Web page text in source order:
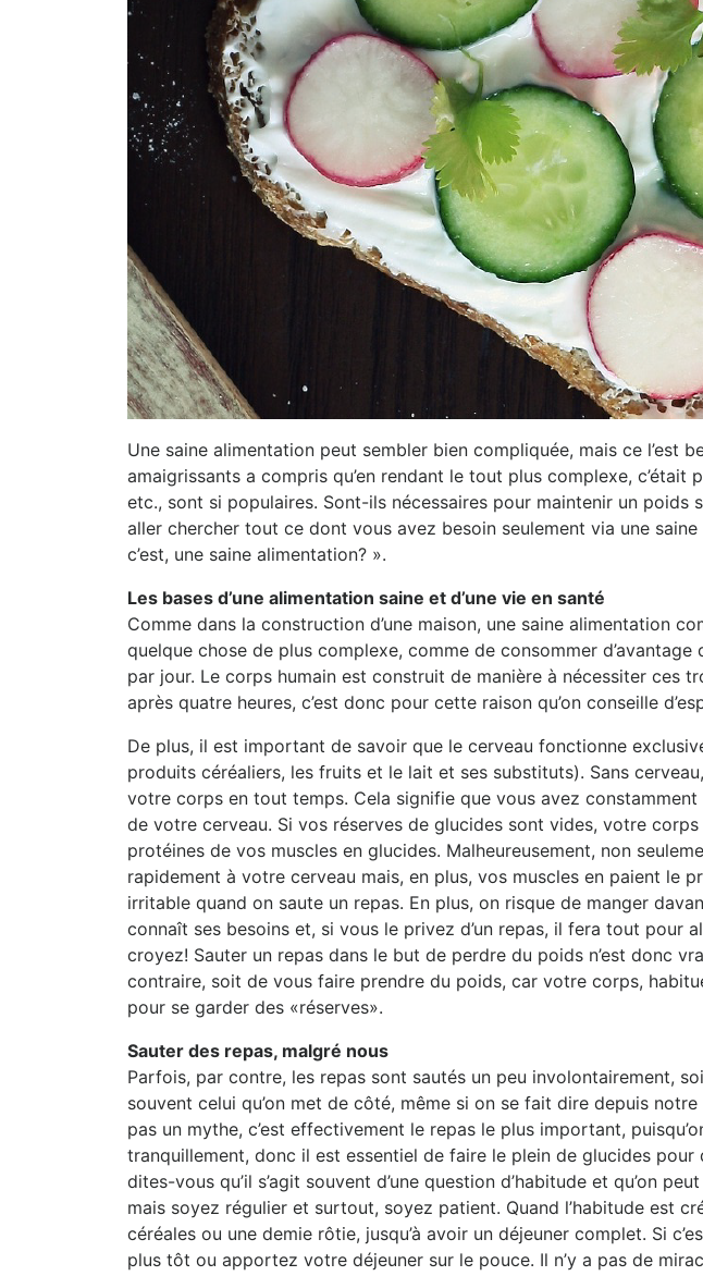
Une saine alimentation peut sembler bien compliquée, mais ce l’est
amaigrissants a compris qu’en rendant le tout plus complexe,
etc., sont si populaires. Sont-ils nécessaires pour maintenir un
aller chercher tout ce dont vous avez besoin seulement via une
c’est, une saine alimentation? ».
Les bases d’une alimentation saine et d’une vie en santé
Comme dans la construction d’une maison, une saine alimentation
quelque chose de plus complexe, comme de consommer
par jour. Le corps humain est construit de manière à nécessiter ces
après quatre heures, c’est donc pour cette raison qu’on conseille
De plus, il est important de savoir que le cerveau fonctionne
produits céréaliers, les fruits et le lait et ses substituts). Sans
votre corps en tout temps. Cela signifie que vous avez
de votre cerveau. Si vos réserves de glucides sont vides, votre
protéines de vos muscles en glucides. Malheureusement, non
rapidement à votre cerveau mais, en plus, vos muscles en paient le
irritable quand on saute un repas. En plus, on risque de manger
connaît ses besoins et, si vous le privez d’un repas, il fera tout pour
croyez! Sauter un repas dans le but de perdre du poids n’est donc
contraire, soit de vous faire prendre du poids, car votre corps,
pour se garder des «réserves».
Sauter des repas, malgré nous
Parfois, par contre, les repas sont sautés un peu involontairement,
souvent celui qu’on met de côté, même si on se fait dire depuis
pas un mythe, c’est effectivement le repas le plus important,
tranquillement, donc il est essentiel de faire le plein de glucides
dites-vous qu’il s’agit souvent d’une question d’habitude et qu’on
mais soyez régulier et surtout, soyez patient. Quand l’habitude est
céréales ou une demie rôtie, jusqu’à avoir un déjeuner complet. Si
plus tôt ou apportez votre déjeuner sur le pouce. Il n’y a pas de